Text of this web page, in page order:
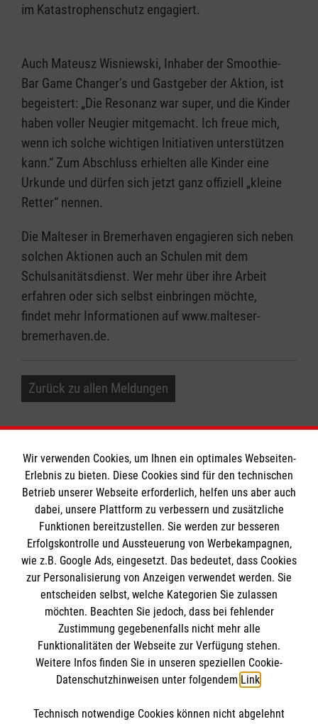
im Katastrophenschutz engagiert.
Auch Mateusz Wisniewski, Inhaber der Smoothie-
Bar Game Changer’s und Gastgeber der Aktion, ist
begeistert: „Die Resonanz war super, und die Kinder
haben voller Neugier mitgemacht. Ich freue mich,
wenn ich solche wichtigen Initiativen unterstützen
kann.“ Zum Abschluss erhielten alle Kinder eine
Urkunde und dürfen sich jetzt ganz offiziell „kleine
Retter“ nennen.
Die Malteser in Bremerhaven engagieren sich neben
solchen Aktionen auch an Schulen mit dem
Schulsanitätsdienst. Wer mehr über ihre Arbeit
erfahren oder sich selbst einbringen möchte,
findet mehr Informationen auf www.malteser-
bremerhaven.de.
Zurück zu allen Meldungen
Informationen
Impressum
Datenschutz
Kontakt
Barrierefreiheit
Die Malteser
Malteser in Deutschland
Malteserorden
Sharepoint
Spendenkonto
Wir verwenden Cookies, um Ihnen ein optimales Webseiten-
Erlebnis zu bieten. Diese Cookies sind für den technischen
Betrieb unserer Webseite erforderlich, helfen uns aber auch
dabei, unsere Plattform zu verbessern und zusätzliche
Funktionen bereitzustellen. Sie werden zur besseren
Erfolgskontrolle und Aussteuerung von Werbekampagnen,
wie z.B. Google Ads, eingesetzt. Das bedeutet, dass Cookies
zur Personalisierung von Anzeigen verwendet werden. Sie
entscheiden selbst, welche Kategorien Sie zulassen
möchten. Beachten Sie jedoch, dass bei fehlender
Zustimmung gegebenenfalls nicht mehr alle
Funktionalitäten der Webseite zur Verfügung stehen.
Weitere Infos finden Sie in unseren speziellen Cookie-
Datenschutzhinweisen unter folgendem Link.
Technisch notwendige Cookies können nicht abgelehnt